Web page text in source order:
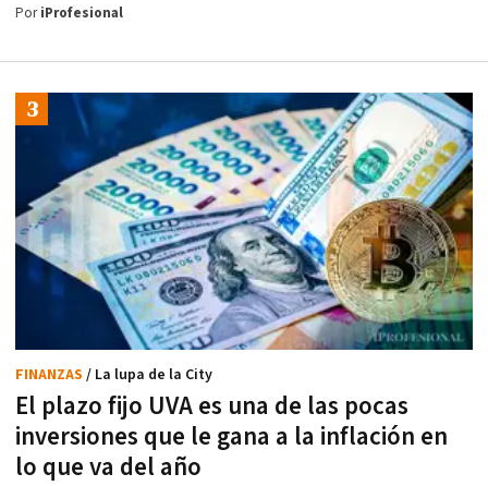
PoriProfesional
El plazo fijo UVA es una de las pocas
inversiones que le gana a la inflación en
lo que va del año
FINANZAS / La lupa de la City